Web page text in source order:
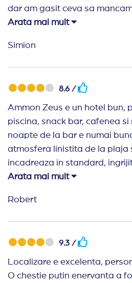
dar am gasit ceva sa
am vrut pe plaja la un pret
frumoasa, plina de viata, cu
Recomand Travelplanner:
reprosez ceva pentru ca m-
hotelul nu e cine stie ce. Asta
au fost eficienti si seriosi.
Arata mai mult
Simion
8.6 /
Ammon Zeus e un hotel bun,
piscina, snack bar, cafenea
noapte de la bar e numai
atmosfera linistita de la plaja
incadreaza in standard,
spectaculoasa catre mare.
Recomand Travelplanner:
Arata mai mult
Robert
9.3 /
Localizare e excelenta,
O chestie putin enervanta a